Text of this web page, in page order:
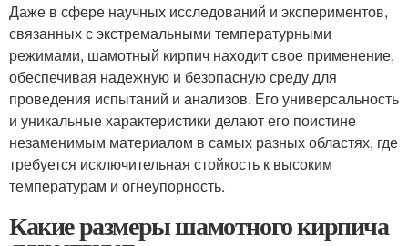
Даже в сфере научных исследований и экспериментов,
связанных с экстремальными температурными
режимами, шамотный кирпич находит свое применение,
обеспечивая надежную и безопасную среду для
проведения испытаний и анализов. Его универсальность
и уникальные характеристики делают его поистине
незаменимым материалом в самых разных областях, где
требуется исключительная стойкость к высоким
температурам и огнеупорность.
Какие размеры шамотного кирпича